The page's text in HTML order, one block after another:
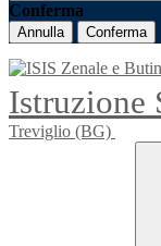
Conferma
Annulla Conferma
Istruzione
Treviglio (BG)